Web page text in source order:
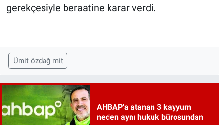
gerekçesiyle beraatine karar verdi.
Ümit özdağ mit
AHBAP'a atanan 3 kayyum
neden aynı hukuk bürosundan